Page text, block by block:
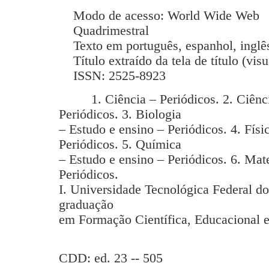
Modo de acesso: World Wide Web
Quadrimestral
Texto em português, espanhol,
Título extraído da tela de título
ISSN: 2525-8923
1. Ciência – Periódicos. 2.
Periódicos. 3. Biologia
– Estudo e ensino – Periódicos. 4.
Periódicos. 5. Química
– Estudo e ensino – Periódicos. 6.
Periódicos.
I. Universidade Tecnológica Federal
graduação
em Formação Científica, Educacional
CDD: ed. 23 -- 505